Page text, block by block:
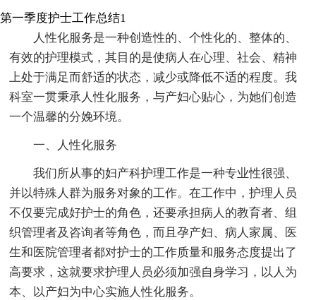
第一季度护士工作总结1
人性化服务是一种创造性的、个性化的、整体的、
有效的护理模式，其目的是使病人在心理、社会、精神
上处于满足而舒适的状态，减少或降低不适的程度。我
科室一贯秉承人性化服务，与产妇心贴心，为她们创造
一个温馨的分娩环境。
一、人性化服务
我们所从事的妇产科护理工作是一种专业性很强、
并以特殊人群为服务对象的工作。在工作中，护理人员
不仅要完成好护士的角色，还要承担病人的教育者、组
织管理者及咨询者等角色，而且孕产妇、病人家属、医
生和医院管理者都对护士的工作质量和服务态度提出了
高要求，这就要求护理人员必须加强自身学习，以人为
本、以产妇为中心实施人性化服务。